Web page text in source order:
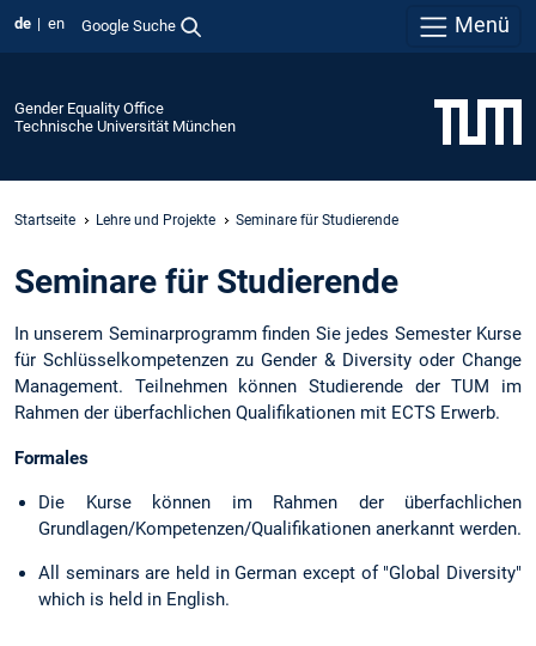
de en Google Suche Menü
Gender Equality Office
Technische Universität München
Startseite Lehre und Projekte Seminare für Studierende
Seminare für Studierende
In unserem Seminarprogramm finden Sie jedes Semester Kurse
für Schlüsselkompetenzen zu Gender & Diversity oder Change
Management. Teilnehmen können Studierende der TUM im
Rahmen der überfachlichen Qualifikationen mit ECTS Erwerb.
Formales
Die Kurse können im Rahmen der überfachlichen
Grundlagen/Kompetenzen/Qualifikationen anerkannt werden.
All seminars are held in German except of "Global Diversity"
which is held in English.